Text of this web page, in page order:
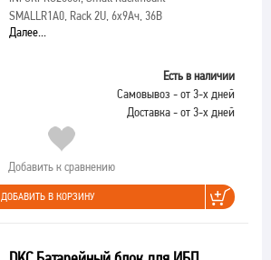
SMALLR1A0, Rack 2U, 6х9Ач, 36В
Далее...
Есть в наличии
Самовывоз - от 3-х дней
Доставка - от 3-х дней
Добавить к сравнению
ДОБАВИТЬ В КОРЗИНУ